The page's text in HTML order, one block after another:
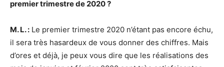
premier trimestre de 2020 ?
M. L. : Le premier trimestre 2020 n’étant pas encore échu,
il sera très hasardeux de vous donner des chiffres. Mais
d’ores et déjà, je peux vous dire que les réalisations des